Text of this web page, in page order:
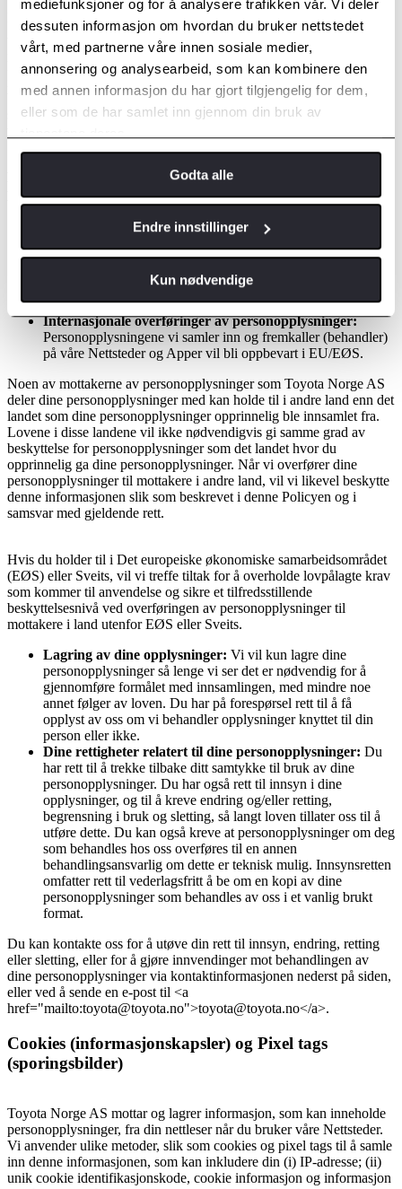
mediefunksjoner og for å analysere trafikken vår. Vi deler
dessuten informasjon om hvordan du bruker nettstedet
vårt, med partnerne våre innen sosiale medier,
annonsering og analysearbeid, som kan kombinere den
med annen informasjon du har gjort tilgjengelig for dem,
eller som de har samlet inn gjennom din bruk av
Godta alle
Endre innstillinger
Kun nødvendige
Når du bruker visse sosiale funksjoner på våre Nettsteder eller
Apper, kan du opprette en offentlig profil som inneholder
informasjon slik som ditt brukernavn, profilbilde og hjemsted. Du
kan også dele innhold med dine venner eller offentligheten,
inkludert informasjon om din kundeaktivitet. Vi oppmuntrer deg til å
bruke verktøyene vi tilbyr for å administrere Toyota Norge ASs
sosiale deling slik at du kan kontrollere hvilken informasjon du gjør
BESKYTTELSE og ADMINISTRASJON av dine
personopplysninger
Kryptering og sikkerhet:Vi bruker en variasjon av tekniske
og organisatoriske beskyttelsestiltak, inkludert kryptering og
autentifikasjonsverktøy, for å ivareta sikkerheten av dine
personopplysninger. Dine personopplysninger blir oppbevart
bak sikre nettverk som bare et begrenset antall personer med
særskilte adgangsrettigheter har tilgang til.
Internasjonale overføringer av personopplysninger:
Personopplysningene vi samler inn og fremkaller (behandler)
på våre Nettsteder og Apper vil bli oppbevart i EU/EØS.
Noen av mottakerne av personopplysninger som Toyota Norge AS
deler dine personopplysninger med kan holde til i andre land enn det
landet som dine personopplysninger opprinnelig ble innsamlet fra.
Lovene i disse landene vil ikke nødvendigvis gi samme grad av
beskyttelse for personopplysninger som det landet hvor du
opprinnelig ga dine personopplysninger. Når vi overfører dine
personopplysninger til mottakere i andre land, vil vi likevel beskytte
denne informasjonen slik som beskrevet i denne Policyen og i
samsvar med gjeldende rett.
Hvis du holder til i Det europeiske økonomiske samarbeidsområdet
(EØS) eller Sveits, vil vi treffe tiltak for å overholde lovpålagte krav
som kommer til anvendelse og sikre et tilfredsstillende
beskyttelsesnivå ved overføringen av personopplysninger til
mottakere i land utenfor EØS eller Sveits.
Lagring av dine opplysninger: Vi vil kun lagre dine
personopplysninger så lenge vi ser det er nødvendig for å
gjennomføre formålet med innsamlingen, med mindre noe
annet følger av loven. Du har på forespørsel rett til å få
opplyst av oss om vi behandler opplysninger knyttet til din
person eller ikke.
Dine rettigheter relatert til dine personopplysninger: Du
har rett til å trekke tilbake ditt samtykke til bruk av dine
personopplysninger. Du har også rett til innsyn i dine
opplysninger, og til å kreve endring og/eller retting,
begrensning i bruk og sletting, så langt loven tillater oss til å
utføre dette. Du kan også kreve at personopplysninger om deg
som behandles hos oss overføres til en annen
behandlingsansvarlig om dette er teknisk mulig. Innsynsretten
omfatter rett til vederlagsfritt å be om en kopi av dine
personopplysninger som behandles av oss i et vanlig brukt
format.
Du kan kontakte oss for å utøve din rett til innsyn, endring, retting
eller sletting, eller for å gjøre innvendinger mot behandlingen av
dine personopplysninger via kontaktinformasjonen nederst på siden,
eller ved å sende en e-post til <a
href="mailto:toyota@toyota.no">toyota@toyota.no</a>.
Cookies (informasjonskapsler) og Pixel tags
(sporingsbilder)
Toyota Norge AS mottar og lagrer informasjon, som kan inneholde
personopplysninger, fra din nettleser når du bruker våre Nettsteder.
Vi anvender ulike metoder, slik som cookies og pixel tags til å samle
inn denne informasjonen, som kan inkludere din (i) IP-adresse; (ii)
unik cookie identifikasjonskode, cookie informasjon og informasjon